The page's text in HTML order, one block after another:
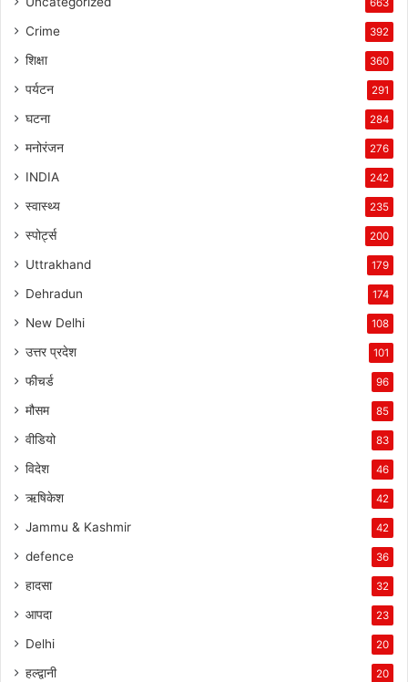
663
Crime 392
शिक्षा 360
पर्यटन 291
घटना 284
मनोरंजन 276
INDIA 242
स्वास्थ्य 235
स्पोर्ट्स 200
Uttrakhand 179
Dehradun 174
New Delhi 108
उत्तर प्रदेश 101
फीचर्ड 96
मौसम 85
वीडियो 83
विदेश 46
ऋषिकेश 42
Jammu & Kashmir 42
defence 36
हादसा 32
आपदा 23
Delhi 20
हल्द्वानी 20